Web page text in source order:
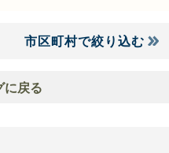
市区町村で絞り込む
に戻る